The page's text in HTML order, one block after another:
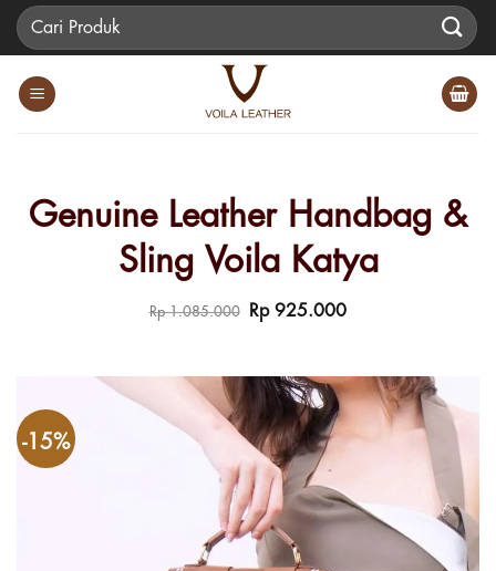
SkipPencarian
untuk:
Genuine Leather Handbag &
Sling Voila Katya
Rp1.085.000
Harga
aslinya
Rp925.000Harga
Rp 925.000.
-15%